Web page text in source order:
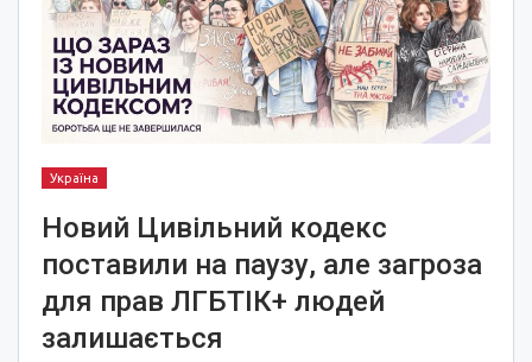
Україна
Новий Цивільний кодекс
поставили на паузу, але загроза
для прав ЛГБТІК+ людей
залишається